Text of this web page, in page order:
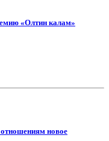
«Олтин калам»
новое